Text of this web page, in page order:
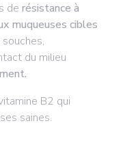
de résistance à
muqueuses cibles
du milieu
B2 qui
saines.